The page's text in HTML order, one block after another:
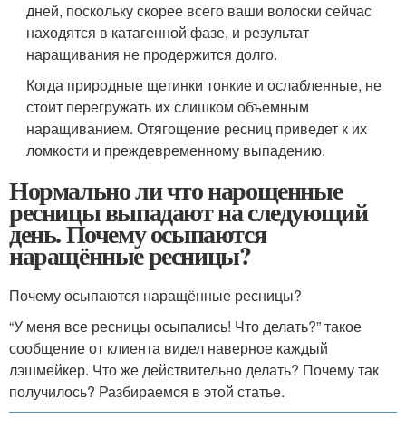
дней, поскольку скорее всего ваши волоски сейчас
находятся в катагенной фазе, и результат
наращивания не продержится долго.
Когда природные щетинки тонкие и ослабленные, не
стоит перегружать их слишком объемным
наращиванием. Отягощение ресниц приведет к их
ломкости и преждевременному выпадению.
Нормально ли что нарощенные
ресницы выпадают на следующий
день. Почему осыпаются
наращённые ресницы?
Почему осыпаются наращённые ресницы?
“У меня все ресницы осыпались! Что делать?” такое
сообщение от клиента видел наверное каждый
лэшмейкер. Что же действительно делать? Почему так
получилось? Разбираемся в этой статье.